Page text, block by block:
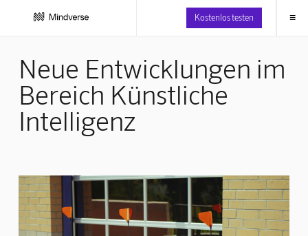
Kostenlos testen ≡
Neue Entwicklungen im
Bereich Künstliche
Intelligenz